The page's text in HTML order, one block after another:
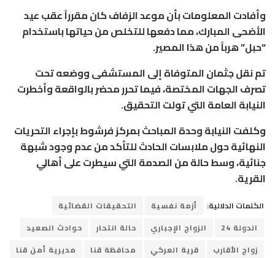
وأفادت المعلومات بأن موعد الزفاف كان مقرراً عقب عيد
الأضحى المبارك، مما دفعها للتخلص من حياتها باستخدام
“حبل” هرباً من هذا المصير.
تم نقل جثمان المتوفاة إلى المستشفى ووضعه تحت
تصرف الجهات المختصة، فيما تحرر محضر بالواقعة وأخطرت
النيابة العامة التي تولت التحقيق.
وكلفت النيابة وحدة المباحث بمركز فرشوط بإجراء التحريات
النهائية حول ملابسات الحادث للتأكد من عدم وجود شبهة
جنائية، وسط حالة من الصدمة التي سيطرت على أهالي
القرية.
الكلمات الدلالية: أزمة نفسية
التحقيقات القضائية
الدولة 24
الزواج الإجباري حالة انتحار
حوادث الصعيد
زواج الأقارب
قرية العركي محافظة قنا
مديرية أمن قنا